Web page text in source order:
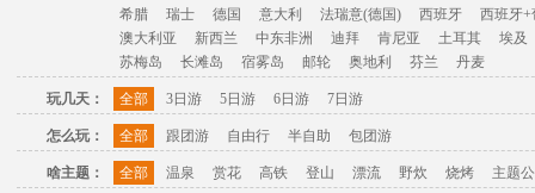
希腊
瑞士 德国 意大利 法瑞意(德国) 西班牙
西班牙+
澳大利亚
新西兰 中东非洲 迪拜 肯尼亚 土耳其
埃及
苏梅岛
长滩岛 宿雾岛 邮轮 奥地利 芬兰 丹麦
玩几天： 全部 3日游 5日游 6日游 7日游
怎么玩： 全部 跟团游 自由行 半自助 包团游
啥主题： 全部 温泉 赏花 高铁 登山 漂流 野炊 烧烤 主题